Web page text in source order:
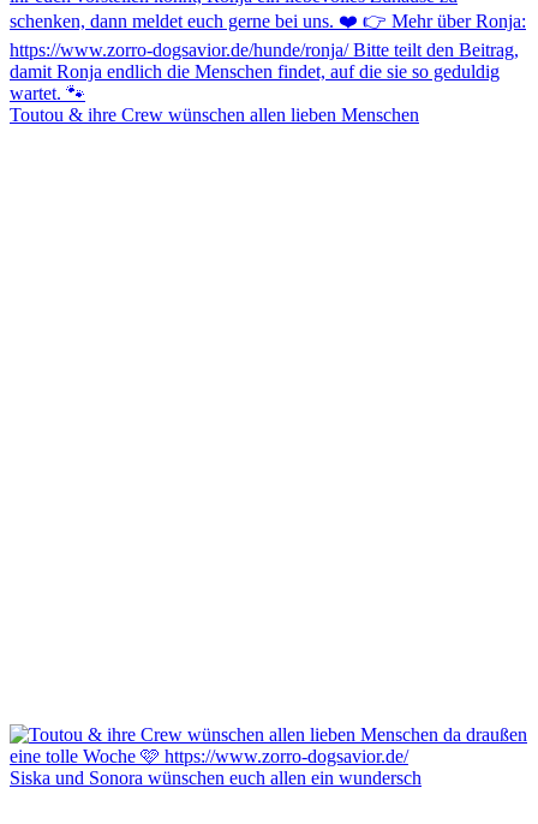
Toutou & ihre Crew wünschen allen lieben Menschen
Siska und Sonora wünschen euch allen ein wundersch